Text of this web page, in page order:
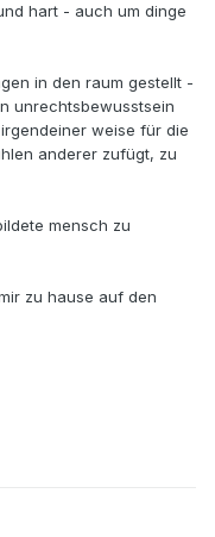
hart - auch um dinge
in den raum gestellt -
unrechtsbewusstsein
weise für die
anderer zufügt, zu
mensch zu
zu hause auf den